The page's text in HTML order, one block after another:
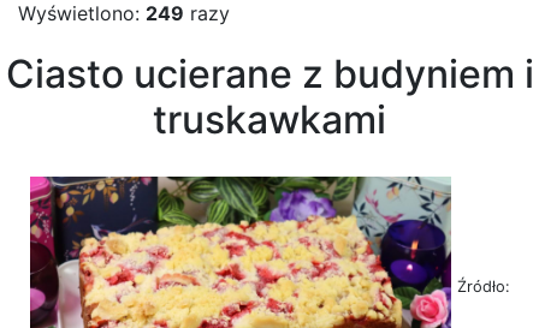
Wyświetlono: 249 razy
Ciasto ucierane z budyniem i
truskawkami
Źródło: